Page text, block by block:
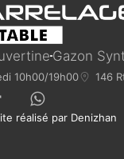
Gazon
10h00/19h00 146
réalisé par Denizhan